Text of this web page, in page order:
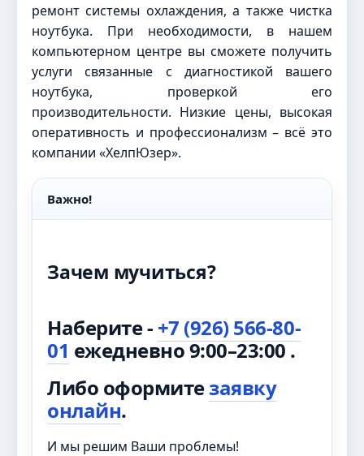
ремонт системы охлаждения, а также чистка
ноутбука. При необходимости, в нашем
компьютерном центре вы сможете получить
услуги связанные с диагностикой вашего
ноутбука, проверкой его
производительности. Низкие цены, высокая
оперативность и профессионализм – всё это
компании «ХелпЮзер».
Важно!
Зачем мучиться?
Наберите - +7 (926) 566-80-
01 ежедневно 9:00–23:00 .
Либо оформитезаявку
онлайн.
И мы решим Ваши проблемы!